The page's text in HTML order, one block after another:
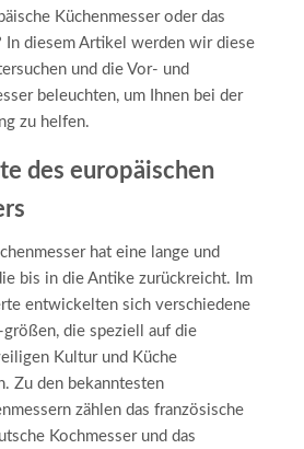
Küchenmesser oder das
In diesem Artikel werden wir diese
und die Vor- und
beleuchten, um Ihnen bei der
zu helfen.
des europäischen
hat eine lange und
bis in die Antike zurückreicht. Im
entwickelten sich verschiedene
die speziell auf die
Kultur und Küche
Zu den bekanntesten
zählen das französische
Kochmesser und das